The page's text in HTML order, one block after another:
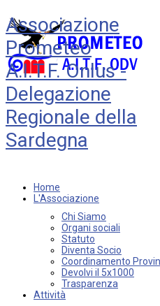
Associazione
Prometeo
A.I.T.F. Onlus -
Delegazione
Regionale della
Sardegna
Home
L'Associazione
Chi Siamo
Organi sociali
Statuto
Diventa Socio
Coordinamento
Devolvi il 5x1000
Trasparenza
Attività